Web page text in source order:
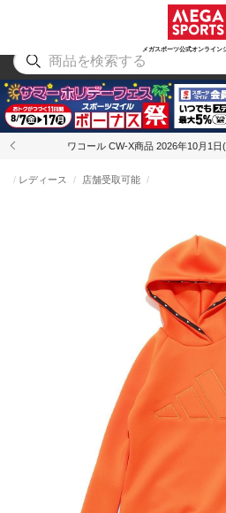
メガスポーツ公式オンライン
アウトドア
ワコール CW-X商品 2026年10月1
レディース 店舗受取可能